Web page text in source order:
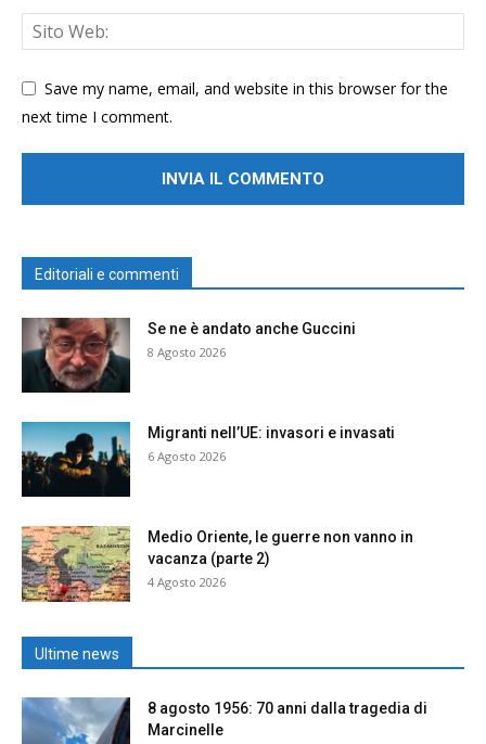
Save my name, email, and website in this browser for the
next time I comment.
Editoriali e commenti
Se ne è andato anche Guccini
8 Agosto 2026
Migranti nell’UE: invasori e invasati
6 Agosto 2026
Medio Oriente, le guerre non vanno in
vacanza (parte 2)
4 Agosto 2026
Ultime news
8 agosto 1956: 70 anni dalla tragedia di
Marcinelle